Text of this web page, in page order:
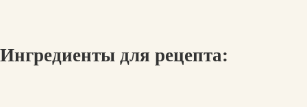
Ингредиенты для рецепта: